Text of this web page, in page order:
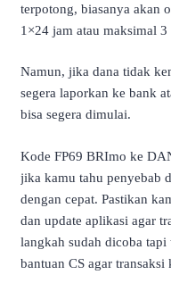
terpotong, biasanya akan
1×24 jam atau maksimal
Namun, jika dana tidak
segera laporkan ke bank
bisa segera dimulai.
Kode FP69 BRImo ke
jika kamu tahu penyebab
dengan cepat. Pastikan
dan update aplikasi agar
langkah sudah dicoba
bantuan CS agar transaksi